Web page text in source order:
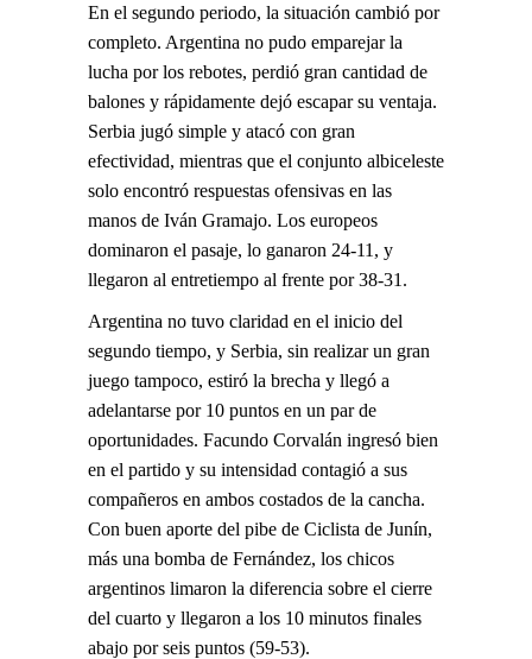
En el segundo periodo, la situación cambió por
completo. Argentina no pudo emparejar la
lucha por los rebotes, perdió gran cantidad de
balones y rápidamente dejó escapar su ventaja.
Serbia jugó simple y atacó con gran
efectividad, mientras que el conjunto albiceleste
solo encontró respuestas ofensivas en las
manos de Iván Gramajo. Los europeos
dominaron el pasaje, lo ganaron 24-11, y
llegaron al entretiempo al frente por 38-31.
Argentina no tuvo claridad en el inicio del
segundo tiempo, y Serbia, sin realizar un gran
juego tampoco, estiró la brecha y llegó a
adelantarse por 10 puntos en un par de
oportunidades. Facundo Corvalán ingresó bien
en el partido y su intensidad contagió a sus
compañeros en ambos costados de la cancha.
Con buen aporte del pibe de Ciclista de Junín,
más una bomba de Fernández, los chicos
argentinos limaron la diferencia sobre el cierre
del cuarto y llegaron a los 10 minutos finales
abajo por seis puntos (59-53).